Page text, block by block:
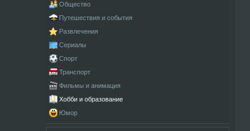
Общество
Путешествия и события
Развлечения
Сериалы
Спорт
Транспорт
Фильмы и анимация
Хобби и образование
Юмор